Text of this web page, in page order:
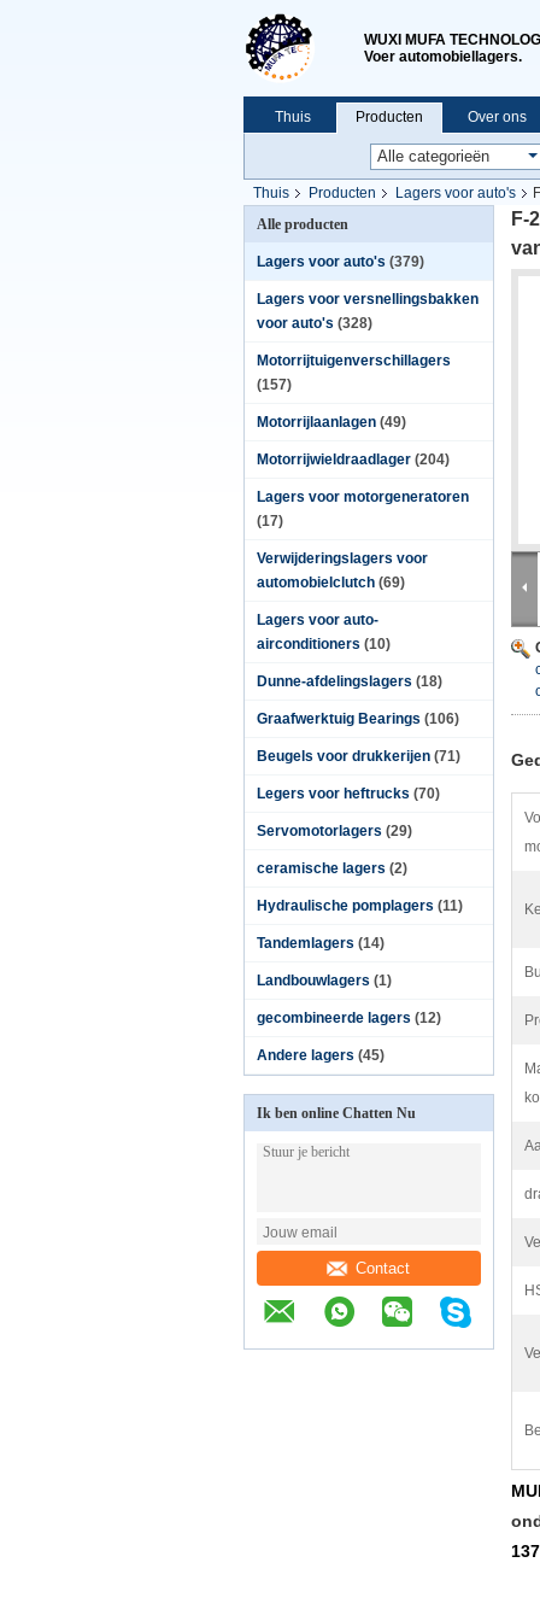
WUXI MUFA
Voer automobiellagers.
Thuis Producten Over ons
Thuis Producten Lagers voor auto's
Alle producten
Lagers voor auto's (379)
Lagers voor versnellingsbakken
voor auto's (328)
Motorrijtuigenverschillagers
(157)
Motorrijlaanlagen (49)
Motorrijwieldraadlager (204)
Lagers voor motorgeneratoren
(17)
Verwijderingslagers voor
automobielclutch (69)
Lagers voor auto-
airconditioners (10)
Dunne-afdelingslagers (18)
Graafwerktuig Bearings (106)
Beugels voor drukkerijen (71)
Legers voor heftrucks (70)
Servomotorlagers (29)
ceramische lagers (2)
Hydraulische pomplagers (11)
Tandemlagers (14)
Landbouwlagers (1)
gecombineerde lagers (12)
Andere lagers (45)
Ik ben online Chatten Nu
Contact
F-